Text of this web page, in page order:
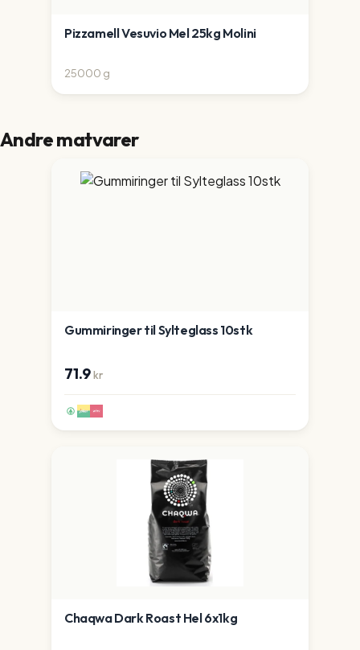
Pizzamell Vesuvio Mel 25kg Molini
25000 g
Andre matvarer
Gummiringer til Sylteglass 10stk
71.9kr
Chaqwa Dark Roast Hel 6x1kg